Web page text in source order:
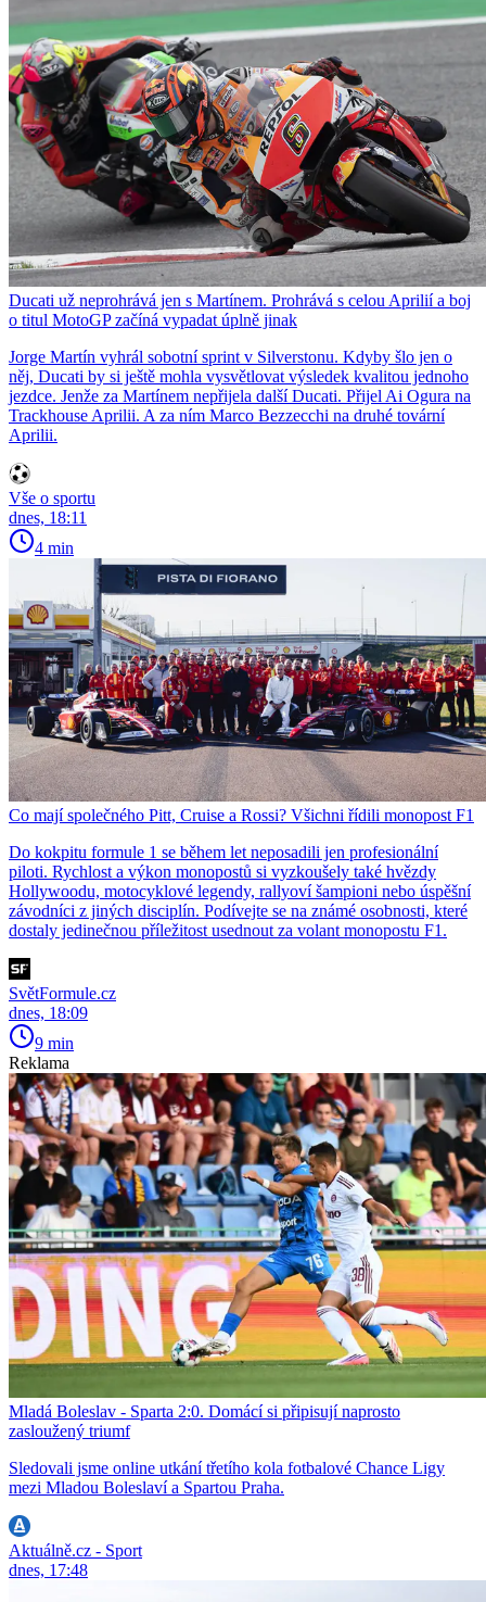
Ducati už neprohrává jen s Martínem. Prohrává s celou Aprilií a boj
o titul MotoGP začíná vypadat úplně jinak
Jorge Martín vyhrál sobotní sprint v Silverstonu. Kdyby šlo jen o
něj, Ducati by si ještě mohla vysvětlovat výsledek kvalitou jednoho
jezdce. Jenže za Martínem nepřijela další Ducati. Přijel Ai Ogura na
Trackhouse Aprilii. A za ním Marco Bezzecchi na druhé tovární
Aprilii.
Vše o sportu
dnes, 18:11
4 min
Co mají společného Pitt, Cruise a Rossi? Všichni řídili monopost F1
Do kokpitu formule 1 se během let neposadili jen profesionální
piloti. Rychlost a výkon monopostů si vyzkoušely také hvězdy
Hollywoodu, motocyklové legendy, rallyoví šampioni nebo úspěšní
závodníci z jiných disciplín. Podívejte se na známé osobnosti, které
dostaly jedinečnou příležitost usednout za volant monopostu F1.
SvětFormule.cz
dnes, 18:09
9 min
Reklama
Mladá Boleslav - Sparta 2:0. Domácí si připisují naprosto
zasloužený triumf
Sledovali jsme online utkání třetího kola fotbalové Chance Ligy
mezi Mladou Boleslaví a Spartou Praha.
Aktuálně.cz - Sport
dnes, 17:48